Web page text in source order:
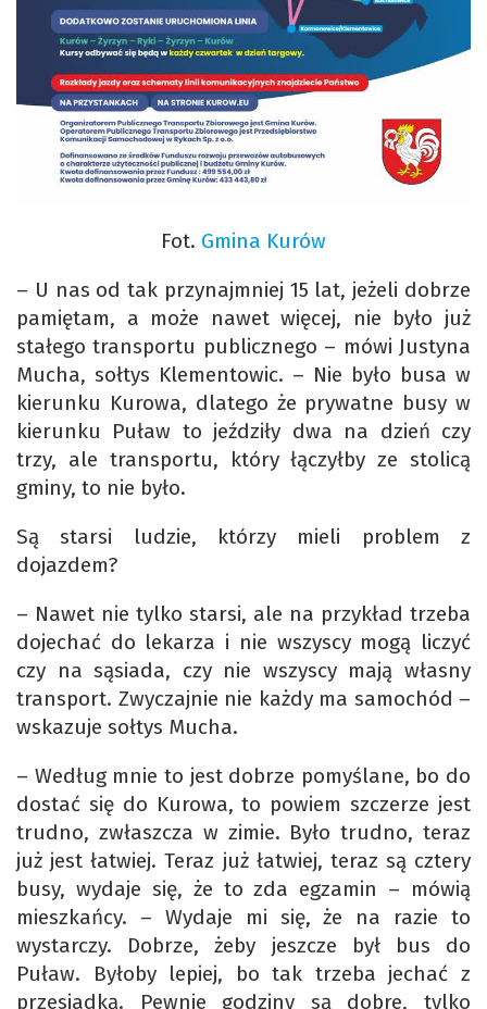
Fot. Gmina Kurów
– U nas od tak przynajmniej 15 lat, jeżeli dobrze
pamiętam, a może nawet więcej, nie było już
stałego transportu publicznego – mówi Justyna
Mucha, sołtys Klementowic. – Nie było busa w
kierunku Kurowa, dlatego że prywatne busy w
kierunku Puław to jeździły dwa na dzień czy
trzy, ale transportu, który łączyłby ze stolicą
gminy, to nie było.
Są starsi ludzie, którzy mieli problem z
dojazdem?
– Nawet nie tylko starsi, ale na przykład trzeba
dojechać do lekarza i nie wszyscy mogą liczyć
czy na sąsiada, czy nie wszyscy mają własny
transport. Zwyczajnie nie każdy ma samochód –
wskazuje sołtys Mucha.
– Według mnie to jest dobrze pomyślane, bo do
dostać się do Kurowa, to powiem szczerze jest
trudno, zwłaszcza w zimie. Było trudno, teraz
już jest łatwiej. Teraz już łatwiej, teraz są cztery
busy, wydaje się, że to zda egzamin – mówią
mieszkańcy. – Wydaje mi się, że na razie to
wystarczy. Dobrze, żeby jeszcze był bus do
Puław. Byłoby lepiej, bo tak trzeba jechać z
przesiadką. Pewnie godziny są dobre, tylko